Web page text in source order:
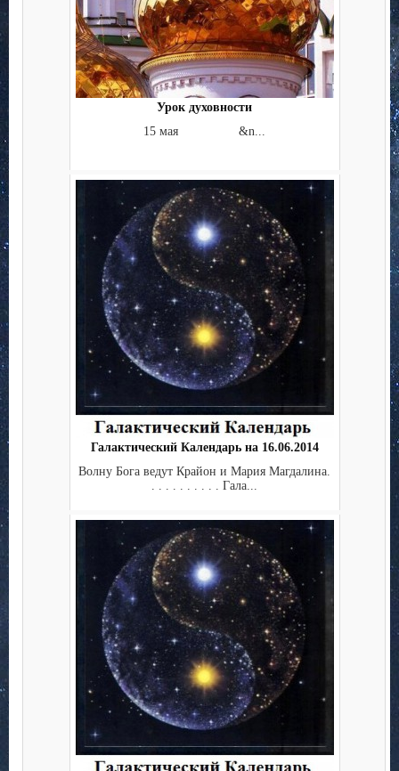
Урок духовности
15 мая &n...
Галактический Календарь на 16.06.2014
Волну Бога ведут Крайон и Мария Магдалина.
. . . . . . . . . . Гала...